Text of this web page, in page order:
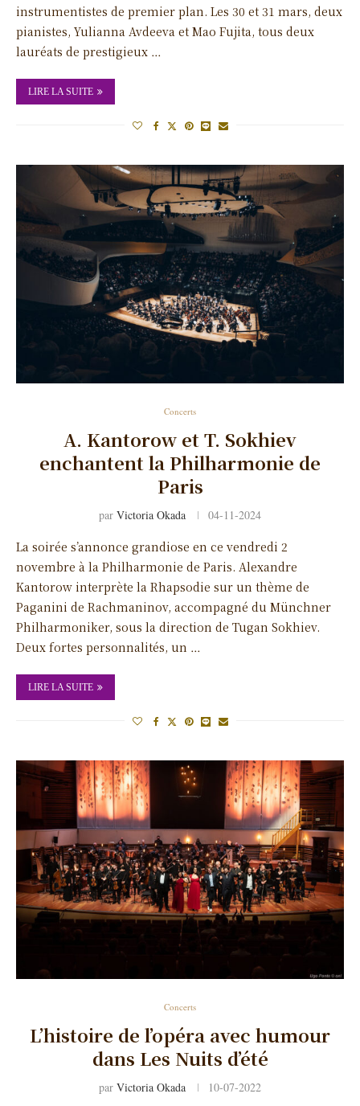
instrumentistes de premier plan. Les 30 et 31 mars, deux
pianistes, Yulianna Avdeeva et Mao Fujita, tous deux
lauréats de prestigieux …
LIRE LA SUITE
Concerts
A. Kantorow et T. Sokhiev
enchantent la Philharmonie de
Paris
par Victoria Okada 04-11-2024
La soirée s’annonce grandiose en ce vendredi 2
novembre à la Philharmonie de Paris. Alexandre
Kantorow interprète la Rhapsodie sur un thème de
Paganini de Rachmaninov, accompagné du Münchner
Philharmoniker, sous la direction de Tugan Sokhiev.
Deux fortes personnalités, un …
LIRE LA SUITE
Concerts
L’histoire de l’opéra avec humour
dans Les Nuits d’été
par Victoria Okada 10-07-2022